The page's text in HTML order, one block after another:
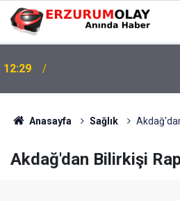
12:29
Anasayfa Sağlık
Akdağ'dan Bilirkişi